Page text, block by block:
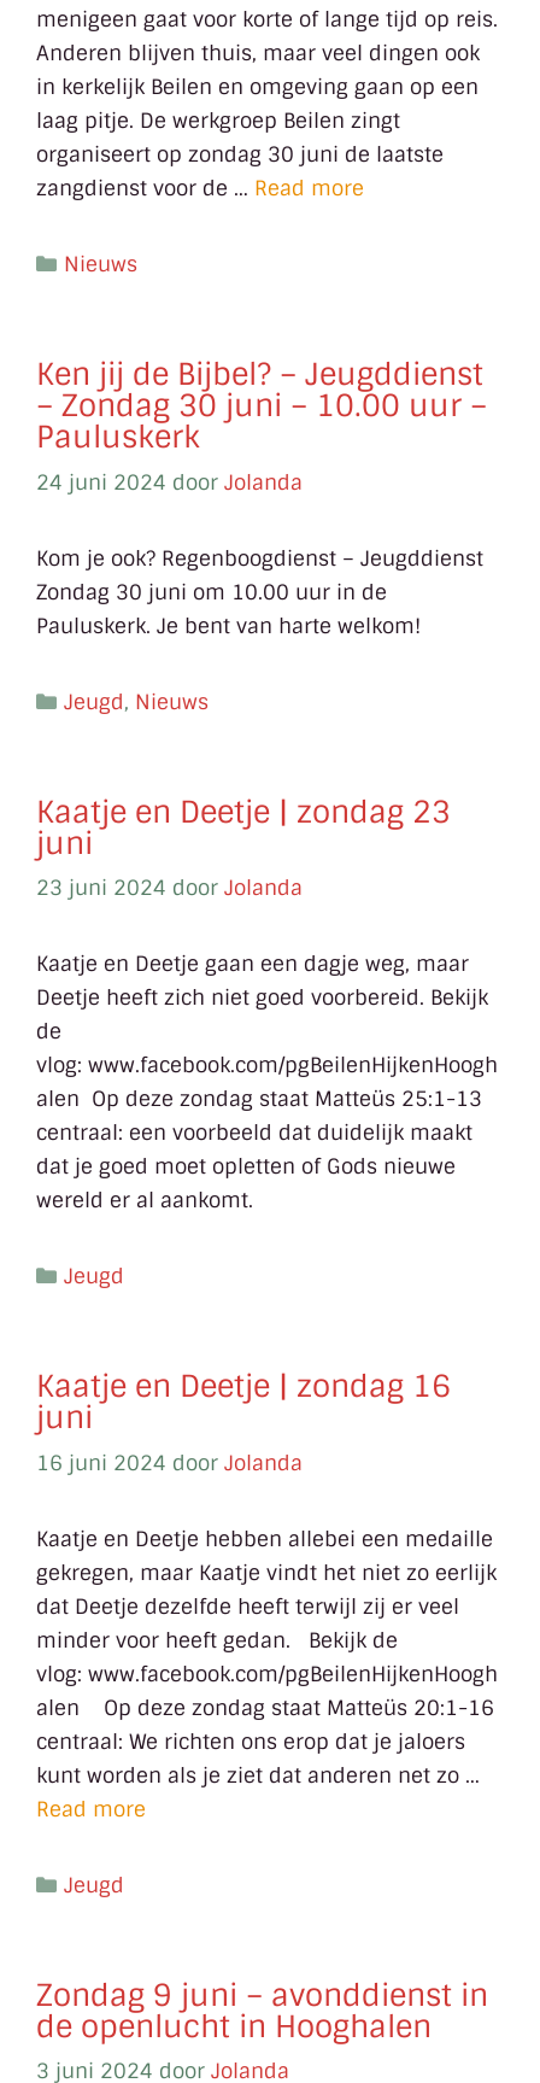
menigeen gaat voor korte of lange tijd op reis.
Anderen blijven thuis, maar veel dingen ook
in kerkelijk Beilen en omgeving gaan op een
laag pitje. De werkgroep Beilen zingt
organiseert op zondag 30 juni de laatste
zangdienst voor de … Read more
Nieuws
Ken jij de Bijbel? – Jeugddienst
– Zondag 30 juni – 10.00 uur –
Pauluskerk
24 juni 2024 door Jolanda
Kom je ook? Regenboogdienst – Jeugddienst
Zondag 30 juni om 10.00 uur in de
Pauluskerk. Je bent van harte welkom!
Jeugd, Nieuws
Kaatje en Deetje | zondag 23
juni
23 juni 2024 door Jolanda
Kaatje en Deetje gaan een dagje weg, maar
Deetje heeft zich niet goed voorbereid. Bekijk
de
vlog: www.facebook.com/pgBeilenHijkenHoogh
alen Op deze zondag staat Matteüs 25:1-13
centraal: een voorbeeld dat duidelijk maakt
dat je goed moet opletten of Gods nieuwe
wereld er al aankomt.
Jeugd
Kaatje en Deetje | zondag 16
juni
16 juni 2024 door Jolanda
Kaatje en Deetje hebben allebei een medaille
gekregen, maar Kaatje vindt het niet zo eerlijk
dat Deetje dezelfde heeft terwijl zij er veel
minder voor heeft gedan. Bekijk de
vlog: www.facebook.com/pgBeilenHijkenHoogh
alen Op deze zondag staat Matteüs 20:1-16
centraal: We richten ons erop dat je jaloers
kunt worden als je ziet dat anderen net zo …
Read more
Jeugd
Zondag 9 juni – avonddienst in
de openlucht in Hooghalen
3 juni 2024 door Jolanda